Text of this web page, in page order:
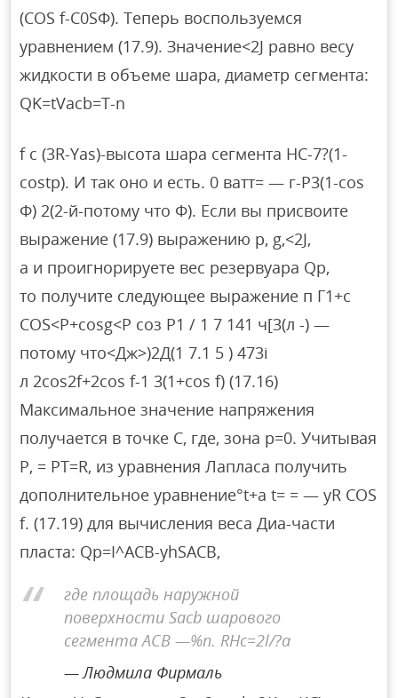
(COS f-C0SΦ). Теперь воспользуемся
уравнением (17.9). Значение<2J равно весу
жидкости в объеме шара, диаметр сегмента:
QK=tVacb=T-n
f c (3R-Yas)-высота шара сегмента HC-7?(1-
costp). И так оно и есть. 0 ватт= — г-Р3(1-соѕ
Ф) 2(2-й-потому что Ф). Если вы присвоите
выражение (17.9) выражению p, g,<2J,
a и проигнорируете вес резервуара Qp,
то получите следующее выражение п Г1+с
COS<Р+cosg<Р соз Р1 / 1 7 141 ч[3(л -) —
потому что<Дж>)2Д(1 7.1 5 ) 473i
л 2cos2f+2cos f-1 3(1+cos f) (17.16)
Максимальное значение напряжения
получается в точке C, где, зона p=0. Учитывая
P, = PT=R, из уравнения Лапласа получить
дополнительное уравнение°t+a t= = — yR COS
f. (17.19) для вычисления веса Диа-части
пласта: Qp=I^ACB-yhSACB,
где площадь наружной
поверхности Sacb шарового
сегмента ACB —%n. RHc=2l/?а
Людмила Фирмаль